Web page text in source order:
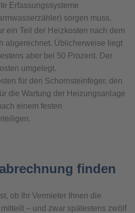
Erfassungssysteme
sorgen muss.
ein Teil der Heizkosten nach dem
abgerechnet. Üblicherweise liegt
aber bei 50 Prozent. Der
umgelegt.
für den Schornsteinfeger, den
die Wartung der Heizungsanlage
einem festen
finden
ob Ihr Vermieter Ihnen die
– und zwar spätestens zwölf